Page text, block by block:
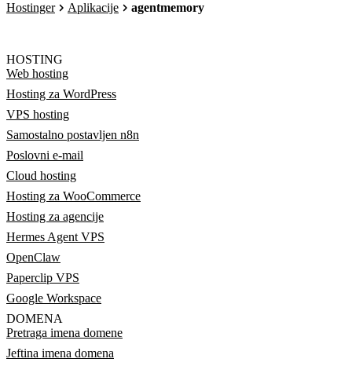
Hostinger Aplikacije agentmemory
HOSTING
Web hosting
Hosting za WordPress
VPS hosting
Samostalno postavljen n8n
Poslovni e-mail
Cloud hosting
Hosting za WooCommerce
Hosting za agencije
Hermes Agent VPS
OpenClaw
Paperclip VPS
Google Workspace
DOMENA
Pretraga imena domene
Jeftina imena domena